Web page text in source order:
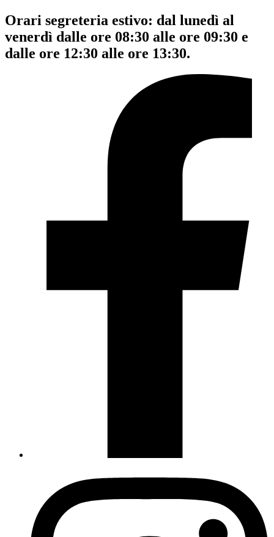
Orari segreteria estivo: dal lunedì al
venerdì dalle ore 08:30 alle ore 09:30 e
dalle ore 12:30 alle ore 13:30.